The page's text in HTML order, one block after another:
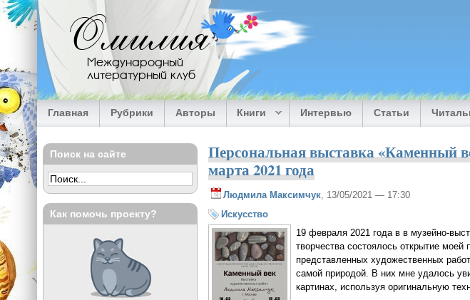
Перейти к основному содержанию
Омилия
Международный
литературный клуб
Главная Рубрики Авторы Книги Интервью Статьи
Персональная выставка «Каменный
марта 2021 года
Людмила Максимчук , 13/05/2021 — 17:30
Искусство
19 февраля 2021 года в в музейно-
творчества состоялось открытие
представленных художественных
самой природой. В них мне удалось
картинах, используя оригинальную
Поиск на сайте
Как помочь проекту?